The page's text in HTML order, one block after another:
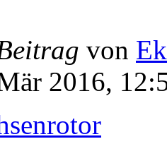
von
2016,